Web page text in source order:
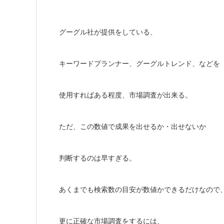
グーグル社が提供をしている、
キーワードプランナー、グーグルトレンド、などを
使用すればある程度、市場調査が出来る。
ただ、この数値で成果を出せるか・出せないか
判断するのは早すぎる。
あくまでも検索数の目安が数値かできるだけなので
更に正確な市場調査をするには、